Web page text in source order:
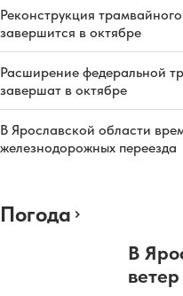
Реконструкция
завершится в октябре
Расширение федеральной
завершат в октябре
В Ярославской области
железнодорожных переезда
Погода
В